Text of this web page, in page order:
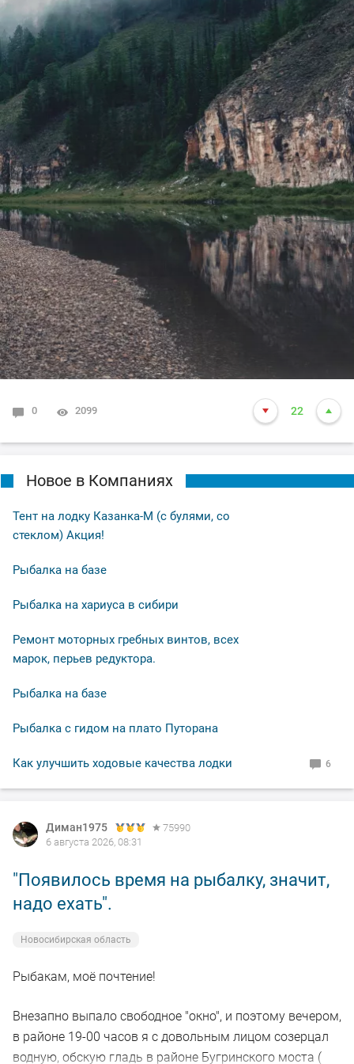
0 2099 22
Новое в Компаниях
Тент на лодку Казанка-М (с булями, со
стеклом) Акция!
Рыбалка на базе
Рыбалка на хариуса в сибири
Ремонт моторных гребных винтов, всех
марок, перьев редуктора.
Рыбалка на базе
Рыбалка с гидом на плато Путорана
Как улучшить ходовые качества лодки 6
Диман1975
75990
6 августа 2026, 08:31
"Появилось время на рыбалку, значит,
надо ехать".
Новосибирская область
Рыбакам, моё почтение!
Внезапно выпало свободное "окно", и поэтому вечером,
в районе 19-00 часов я с довольным лицом созерцал
водную, обскую гладь в районе Бугринского моста (